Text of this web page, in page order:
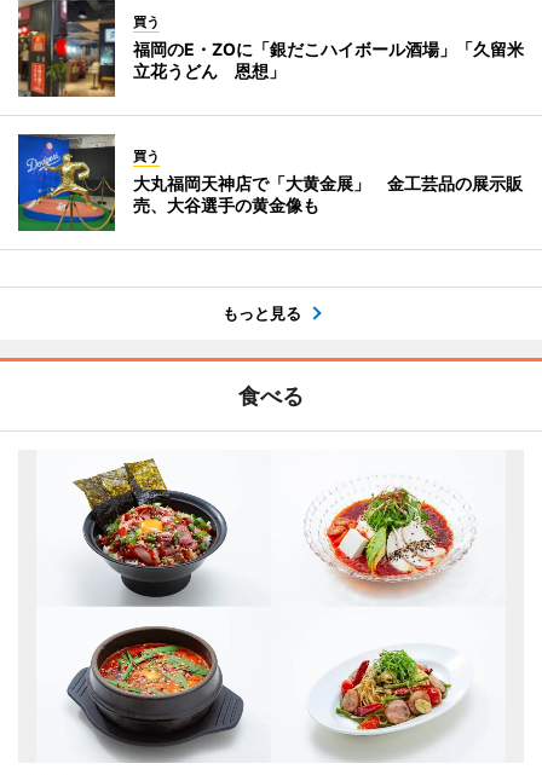
買う
福岡のE・ZOに「銀だこハイボール酒場」「久留米
立花うどん 恩想」
買う
大丸福岡天神店で「大黄金展」 金工芸品の展示販
売、大谷選手の黄金像も
もっと見る
食べる